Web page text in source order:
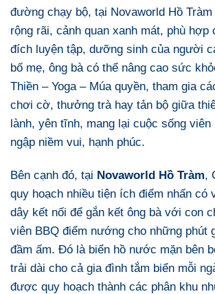
đường chạy bộ, tại Novaworld Hồ
rộng rãi, cảnh quan xanh mát, phù hợp
đích luyện tập, dưỡng sinh của người
bố mẹ, ông bà có thể nâng cao sức
Thiền – Yoga – Múa quyền, tham gia
chơi cờ, thưởng trà hay tản bộ giữa
lành, yên tĩnh, mang lại cuộc sống viên
ngập niềm vui, hạnh phúc.
Bên cạnh đó, tại Novaworld Hồ Tràm,
quy hoạch nhiều tiện ích điểm nhấn có
dây kết nối để gắn kết ông bà với con
viên BBQ điểm nướng cho những phút
đầm ấm. Đó là biển hồ nước mặn bên
trải dài cho cả gia đình tắm biển mỗi
được quy hoạch thành các phân khu